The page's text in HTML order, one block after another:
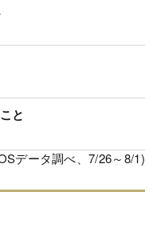
と
データ調べ、7/26～8/1)